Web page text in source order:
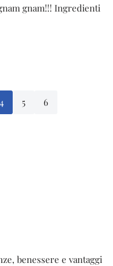
gnam!!! Ingredienti
4 5
6
benessere e vantaggi